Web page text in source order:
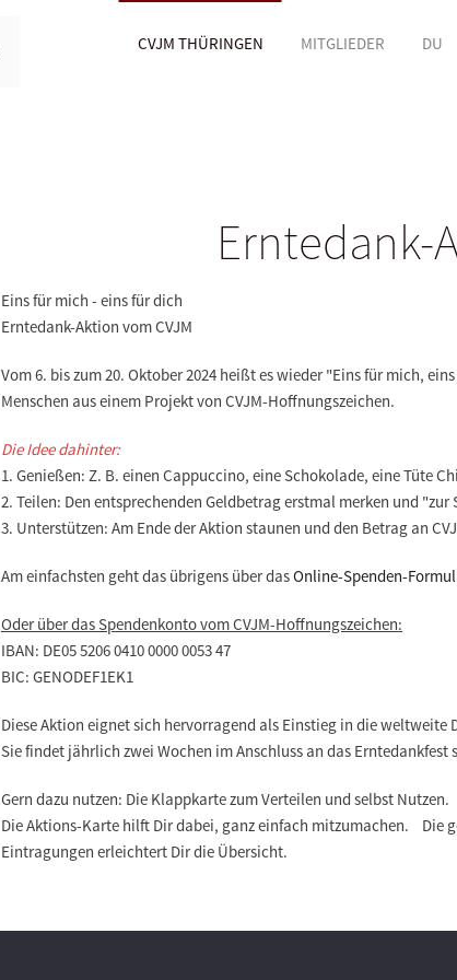
CVJM THÜRINGEN MITGLIEDER DU
Erntedank-
Eins für mich - eins für dich
Erntedank-Aktion vom CVJM
Vom 6. bis zum 20. Oktober 2024 heißt es wieder "Eins für mich,
Menschen aus einem Projekt von CVJM-Hoffnungszeichen.
Die Idee dahinter:
1. Genießen: Z. B. einen Cappuccino, eine Schokolade, eine Tüte
2. Teilen: Den entsprechenden Geldbetrag erstmal merken und "zur
3. Unterstützen: Am Ende der Aktion staunen und den Betrag an
Am einfachsten geht das übrigens über dasOnline-Spenden-
Oder über das Spendenkonto vom CVJM-Hoffnungszeichen:
IBAN: DE05 5206 0410 0000 0053 47
BIC: GENODEF1EK1
Diese Aktion eignet sich hervorragend als Einstieg in die weltweite
Sie findet jährlich zwei Wochen im Anschluss an das Erntedankfest
Gern dazu nutzen: Die Klappkarte zum Verteilen und selbst Nutzen.
Die Aktions-Karte hilft Dir dabei, ganz einfach mitzumachen. Die
Eintragungen erleichtert Dir die Übersicht.